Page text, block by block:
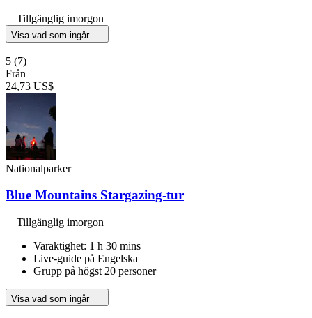
Tillgänglig imorgon
Visa vad som ingår
5 (7)
Från
24,73 US$
Nationalparker
Blue Mountains Stargazing-tur
Tillgänglig imorgon
Varaktighet: 1 h 30 mins
Live-guide på Engelska
Grupp på högst 20 personer
Visa vad som ingår